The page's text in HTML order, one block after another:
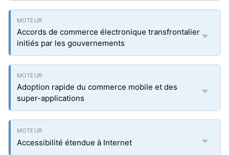
Accords de commerce électronique transfrontalier
initiés par les gouvernements
Adoption rapide du commerce mobile et des
super-applications
Accessibilité étendue à Internet